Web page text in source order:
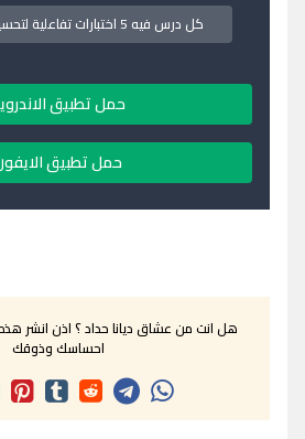
كل درس فيه 5 اختبارات تفاعلية لتحسين اللفظ والنطق
حمل تطبيق
حمل تطبيق
هل انت من عشاق ديانا حداد ؟ اذن انشر
احساسك وذوقك